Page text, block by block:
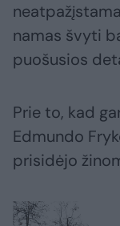
namas švyti
puošusios
Prie to, kad
Edmundo
prisidėjo